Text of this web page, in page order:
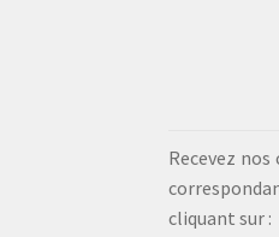
Recevez
cliquant sur :